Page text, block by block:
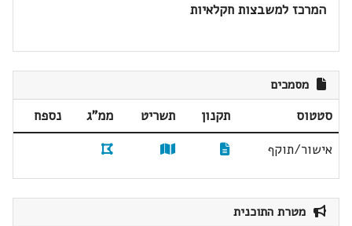
המרכז למשבצות חקלאיות
מסמכים
סטטוס תקנון תשריט ממ"ג
נספח
אישור/תוקף
מטרת התוכנית